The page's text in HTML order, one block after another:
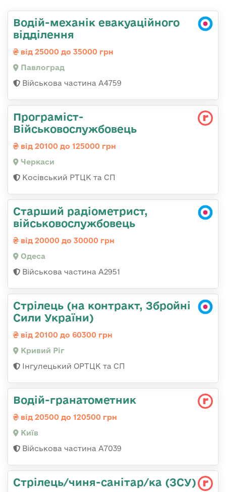
Водій-механік евакуаційного
відділення
від 25000 до 35000 грн
Павлоград
Військова частина А4759
Програміст-
Військовослужбовець
від 20100 до 125000 грн
Черкаси
Косівський РТЦК та СП
Старший радіометрист,
військовослужбовець
від 20000 до 30000 грн
Одеса
Військова частина А2951
Стрілець (на контракт, Збройні
Сили України)
від 20100 до 60300 грн
Кривий Ріг
Інгулецький ОРТЦК та СП
Водій-гранатометник
від 20500 до 120500 грн
Київ
Військова частина А7039
Стрілець/чиня-санітар/ка (ЗСУ)